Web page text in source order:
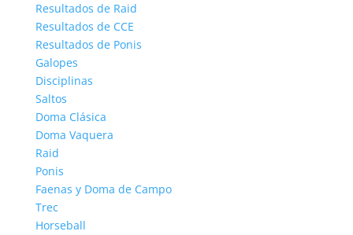
Resultados de Raid
Resultados de CCE
Resultados de Ponis
Galopes
Disciplinas
Saltos
Doma Clásica
Doma Vaquera
Raid
Ponis
Faenas y Doma de Campo
Trec
Horseball